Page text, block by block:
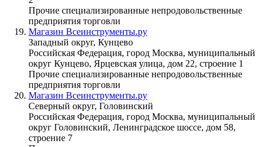
Прочие специализированные непродовольственные
предприятия торговли
Магазин Всеинструменты.ру
Западный округ, Кунцево
Российская Федерация, город Москва, муниципальный
округ Кунцево, Ярцевская улица, дом 22, строение 1
Прочие специализированные непродовольственные
предприятия торговли
Магазин Всеинструменты.ру
Северный округ, Головинский
Российская Федерация, город Москва, муниципальный
округ Головинский, Ленинградское шоссе, дом 58,
строение 7